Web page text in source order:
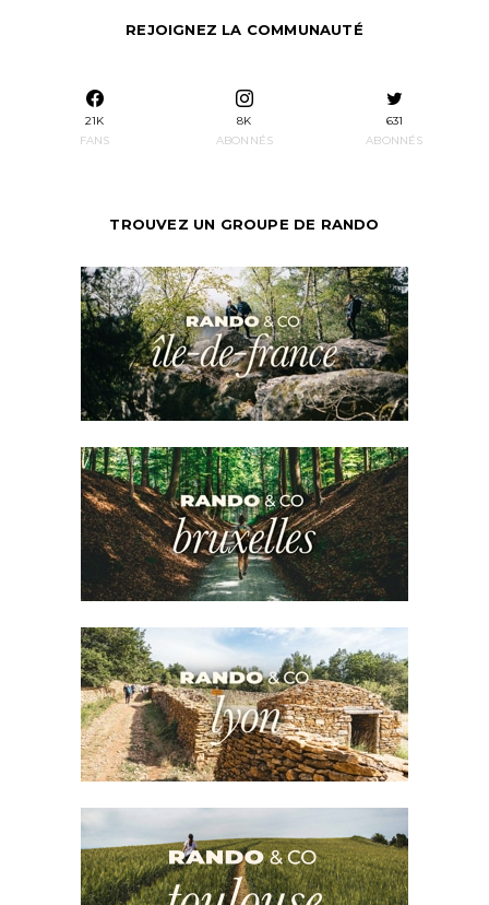
REJOIGNEZ LA COMMUNAUTÉ
21K
FANS
8K
ABONNÉS
631
ABONNÉS
TROUVEZ UN GROUPE DE RANDO